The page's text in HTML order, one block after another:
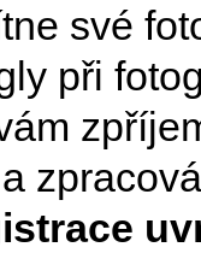
své
při